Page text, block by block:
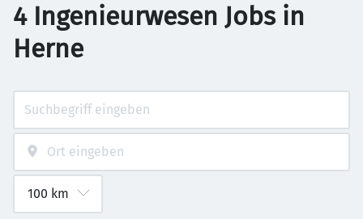
4 Ingenieurwesen Jobs in
Herne